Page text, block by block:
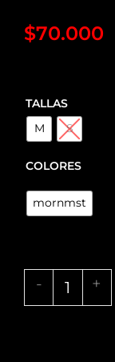
$70.000
TALLAS
M
S
COLORES
mornmst
- +